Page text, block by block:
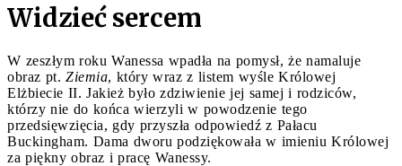
Widzieć sercem
W zeszłym roku Wanessa wpadła na pomysł, że namaluje
obraz pt. Ziemia, który wraz z listem wyśle Królowej
Elżbiecie II. Jakież było zdziwienie jej samej i rodziców,
którzy nie do końca wierzyli w powodzenie tego
przedsięwzięcia, gdy przyszła odpowiedź z Pałacu
Buckingham. Dama dworu podziękowała w imieniu Królowej
za piękny obraz i pracę Wanessy.